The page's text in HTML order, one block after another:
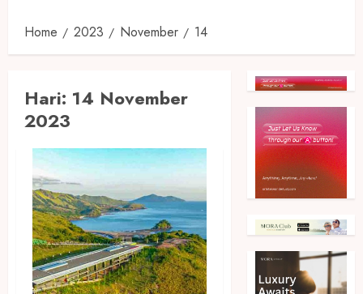
Home 2023 November 14
Hari: 14 November
2023